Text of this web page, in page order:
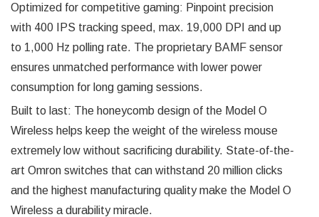
Optimized for competitive gaming: Pinpoint precision
with 400 IPS tracking speed, max. 19,000 DPI and up
to 1,000 Hz polling rate. The proprietary BAMF sensor
ensures unmatched performance with lower power
consumption for long gaming sessions.
Built to last: The honeycomb design of the Model O
Wireless helps keep the weight of the wireless mouse
extremely low without sacrificing durability. State-of-the-
art Omron switches that can withstand 20 million clicks
and the highest manufacturing quality make the Model O
Wireless a durability miracle.